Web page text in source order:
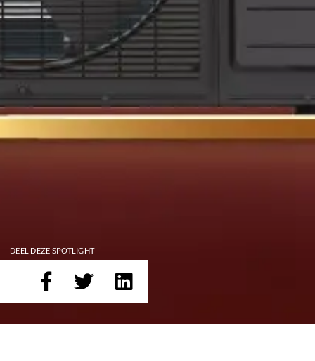
DEEL DEZE SPOTLIGHT